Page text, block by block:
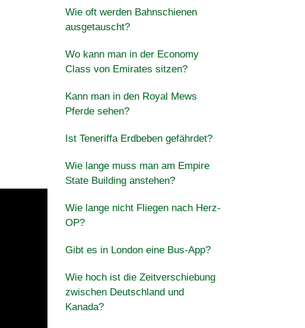
Wie oft werden Bahnschienen
ausgetauscht?
Wo kann man in der Economy
Class von Emirates sitzen?
Kann man in den Royal Mews
Pferde sehen?
Ist Teneriffa Erdbeben gefährdet?
Wie lange muss man am Empire
State Building anstehen?
Wie lange nicht Fliegen nach Herz-
OP?
Gibt es in London eine Bus-App?
Wie hoch ist die Zeitverschiebung
zwischen Deutschland und
Kanada?